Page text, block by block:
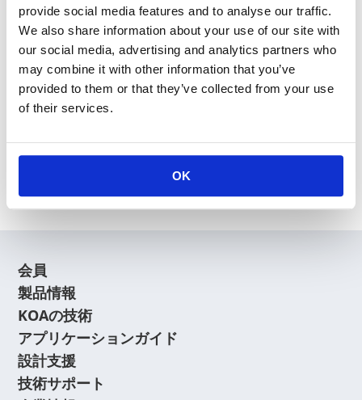
provide social media features and to analyse our traffic.
We also share information about your use of our site with
our social media, advertising and analytics partners who
may combine it with other information that you’ve
provided to them or that they’ve collected from your use
of their services.
OK
会員登録に関するよくあるご質問はこちら
会員
製品情報
KOAの技術
アプリケーションガイド
設計支援
技術サポート